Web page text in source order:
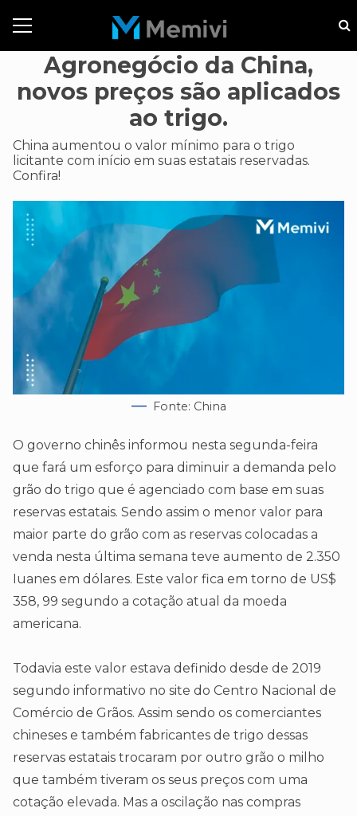
Agronegócio da China,
novos preços são aplicados
ao trigo.
China aumentou o valor mínimo para o trigo
licitante com início em suas estatais reservadas.
Confira!
Fonte: China
O governo chinês informou nesta segunda-feira
que fará um esforço para diminuir a demanda pelo
grão do trigo que é agenciado com base em suas
reservas estatais. Sendo assim o menor valor para
maior parte do grão com as reservas colocadas a
venda nesta última semana teve aumento de 2.350
Iuanes em dólares. Este valor fica em torno de US$
358, 99 segundo a cotação atual da moeda
americana.
Todavia este valor estava definido desde de 2019
segundo informativo no site do Centro Nacional de
Comércio de Grãos. Assim sendo os comerciantes
chineses e também fabricantes de trigo dessas
reservas estatais trocaram por outro grão o milho
que também tiveram os seus preços com uma
cotação elevada. Mas a oscilação nas compras